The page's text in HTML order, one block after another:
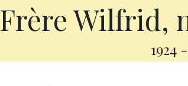
Frère Wilfrid,
1924 -